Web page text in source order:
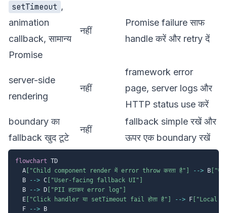
setTimeout ,
animation
callback, सामान्य
Promise
नहीं
Promise failure साफ
handle करें और retry दें
server-side
rendering
नहीं
framework error
page, server logs और
HTTP status use करें
boundary का
fallback खुद टूटे
नहीं
fallback simple रखें और
ऊपर एक boundary रखें
flowchart TD
  A
["Child component render में error throw करता है"] --> B
  B
--> C ["User-facing fallback UI"]
  B
--> D ["PII हटाकर error log"]
  E
["Click handler या setTimeout fail होता है"] --> F ["Local
  F
-->